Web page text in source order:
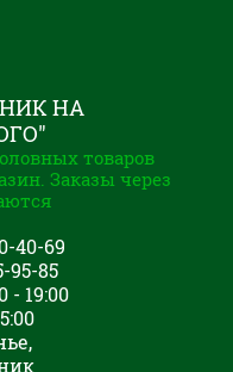
НА
товаров
Заказы через
40-69
95-85
- 19:00